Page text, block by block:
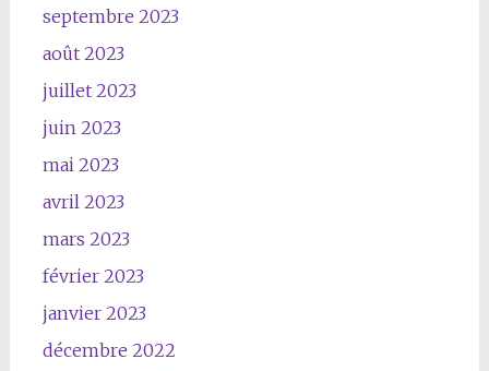
septembre 2023
août 2023
juillet 2023
juin 2023
mai 2023
avril 2023
mars 2023
février 2023
janvier 2023
décembre 2022